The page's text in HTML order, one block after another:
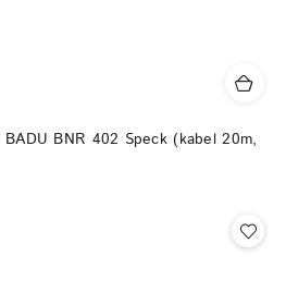
BNR 402 Speck (kabel 20m,